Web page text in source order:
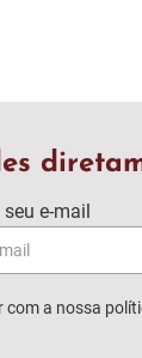
com a nossa